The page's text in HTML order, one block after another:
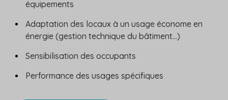
équipements
Adaptation des locaux à un usage économe en
énergie (gestion technique du bâtiment…)
Sensibilisation des occupants
Performance des usages spécifiques